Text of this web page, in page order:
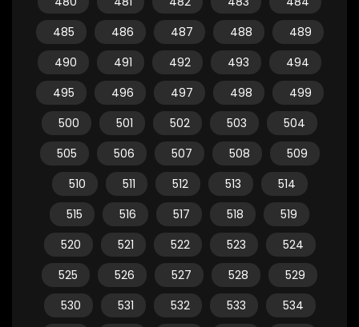
485
486 487 488
489
490
491 492 493
494
495
496 497 498
499
500
501 502 503
504
505
506 507 508
509
510
511 512 513
514
515
516 517 518
519
520
521 522 523
524
525
526 527 528
529
530
531 532 533
534